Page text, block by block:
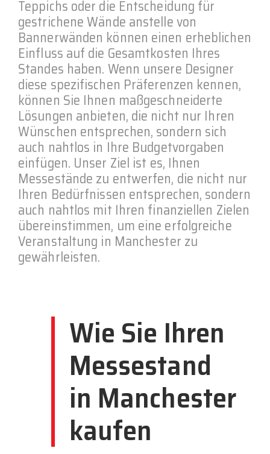
Teppichs oder die Entscheidung für
gestrichene Wände anstelle von
Bannerwänden können einen erheblichen
Einfluss auf die Gesamtkosten Ihres
Standes haben. Wenn unsere Designer
diese spezifischen Präferenzen kennen,
können Sie Ihnen maßgeschneiderte
Lösungen anbieten, die nicht nur Ihren
Wünschen entsprechen, sondern sich
auch nahtlos in Ihre Budgetvorgaben
einfügen. Unser Ziel ist es, Ihnen
Messestände zu entwerfen, die nicht nur
Ihren Bedürfnissen entsprechen, sondern
auch nahtlos mit Ihren finanziellen Zielen
übereinstimmen, um eine erfolgreiche
Veranstaltung in Manchester zu
gewährleisten.
Wie Sie Ihren
Messestand
in Manchester
kaufen